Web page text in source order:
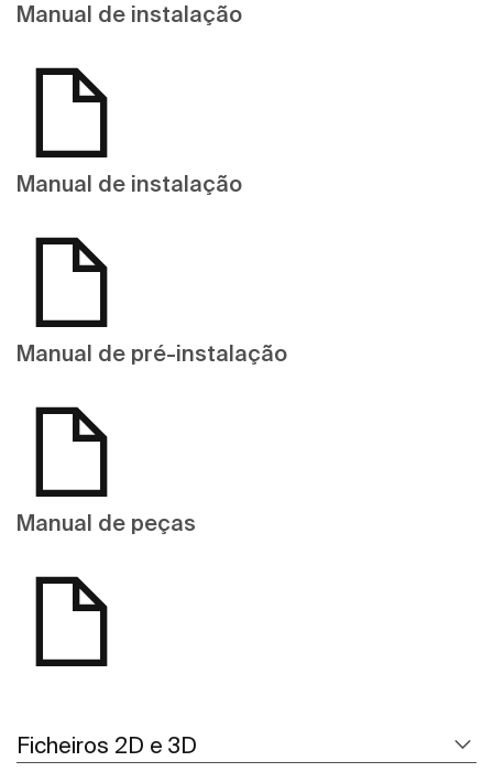
Manual de instalação
Manual de instalação
Manual de pré-instalação
Manual de peças
Ficheiros 2D e 3D